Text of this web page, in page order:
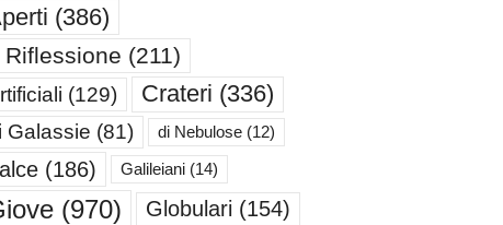
(386)
Riflessione (211)
(129) Crateri (336)
Galassie (81) di Nebulose(12)
(186) Galileiani(14)
(970) Globulari (154)